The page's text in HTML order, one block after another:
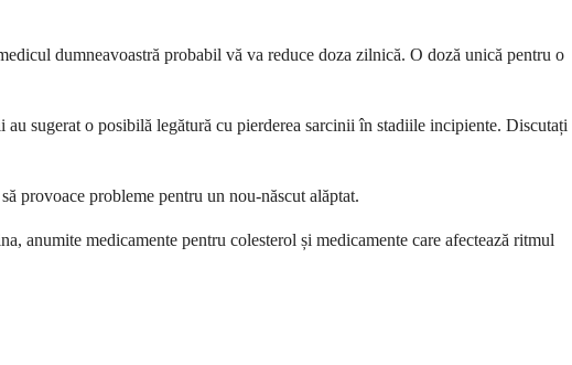
dumneavoastră probabil vă va reduce doza zilnică. O doză unică pentru o
sugerat o posibilă legătură cu pierderea sarcinii în stadiile incipiente. Discutați
provoace probleme pentru un nou-născut alăptat.
anumite medicamente pentru colesterol și medicamente care afectează ritmul